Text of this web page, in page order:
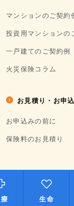
マンションのご契約
投資用マンションの
一戸建てのご契約例
火災保険コラム
お見積り・お申
お申込みの前に
保険料のお見積り
生命